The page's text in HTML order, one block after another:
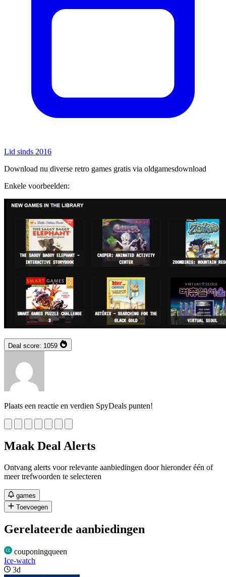
Lid sinds 2016
Download nu diverse retro games gratis via oldgamesdownload
Enkele voorbeelden:
Deal score: 1059
Plaats een reactie en verdien SpyDeals punten!
Maak Deal Alerts
Ontvang alerts voor relevante aanbiedingen door hieronder één of
meer trefwoorden te selecteren
games
Toevoegen
Gerelateerde aanbiedingen
couponingqueen
Ice-watch
3d